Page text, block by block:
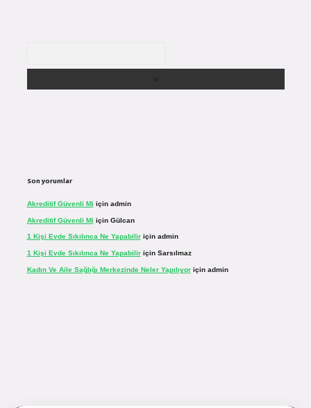
Son yorumlar
Akreditif Güvenli Mi için admin
Akreditif Güvenli Mi için Gülcan
1 Kişi Evde Sıkılınca Ne Yapabiliriçin admin
1 Kişi Evde Sıkılınca Ne Yapabiliriçin Sarsılmaz
Kadın Ve Aile Sağlığı Merkezinde Neler Yapılıyoriçin admin